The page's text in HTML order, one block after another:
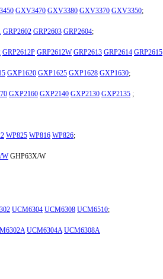
GXV3470 GXV3380 GXV3370 GXV3350;
GRP2602 GRP2603 GRP2604;
GRP2612P GRP2612W GRP2613 GRP2614 GRP2615
GXP1620 GXP1625 GXP1628 GXP1630;
GXP2160 GXP2140 GXP2130 GXP2135 ;
WP825 WP816 WP826;
WGHP63X/W
UCM6304 UCM6308 UCM6510;
UCM6304A UCM6308A